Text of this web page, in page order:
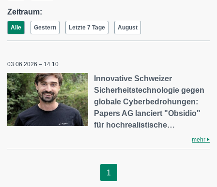
Zeitraum:
Alle Gestern Letzte 7 Tage August
03.06.2026 – 14:10
Innovative Schweizer
Sicherheitstechnologie gegen
globale Cyberbedrohungen:
Papers AG lanciert "Obsidio"
für hochrealistische…
mehr
1